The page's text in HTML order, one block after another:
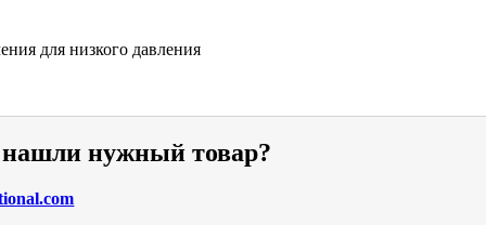
для низкого давления
нужный товар?